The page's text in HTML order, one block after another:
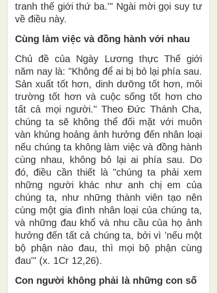
tranh thế giới thứ ba.'" Ngài mời gọi suy tư
về điều này.
Cùng làm việc và đồng hành với nhau
Chủ đề của Ngày Lương thực Thế giới
năm nay là: "Không để ai bị bỏ lại phía sau.
Sản xuất tốt hơn, dinh dưỡng tốt hơn, môi
trường tốt hơn và cuộc sống tốt hơn cho
tất cả mọi người." Theo Đức Thánh Cha,
chúng ta sẽ không thể đối mặt với muôn
vàn khủng hoảng ảnh hưởng đến nhân loại
nếu chúng ta không làm việc và đồng hành
cùng nhau, không bỏ lại ai phía sau. Do
đó, điều cần thiết là "chúng ta phải xem
những người khác như anh chị em của
chúng ta, như những thành viên tạo nên
cùng một gia đình nhân loại của chúng ta,
và những đau khổ và nhu cầu của họ ảnh
hưởng đến tất cả chúng ta, bởi vì 'nếu một
bộ phận nào đau, thì mọi bộ phận cùng
đau'" (x. 1Cr 12,26).
Con người không phải là những con số